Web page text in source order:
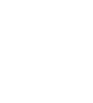
når du